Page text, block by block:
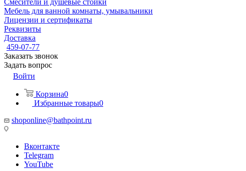
Смесители и душевые стойки
Мебель для ванной комнаты, умывальники
Лицензии и сертификаты
Реквизиты
Доставка
459-07-77
Заказать звонок
Задать вопрос
Войти
Корзина0
Избранные товары0
shoponline@bathpoint.ru
Вконтакте
Telegram
YouTube